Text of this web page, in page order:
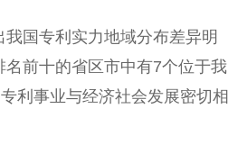
国专利实力地域分布差异明
名前十的省区市中有7个位于我
利事业与经济社会发展密切相